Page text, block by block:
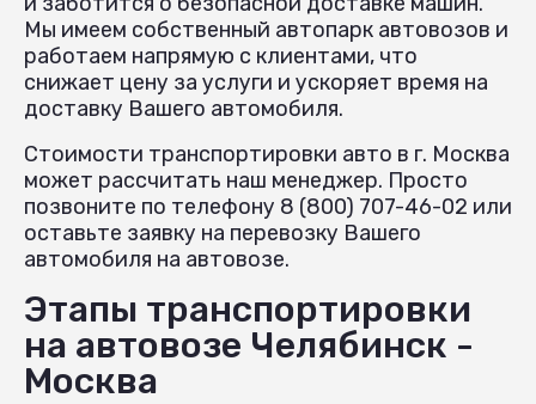
Мы имеем собственный автопарк автовозов и
работаем напрямую с клиентами, что
снижает цену за услуги и ускоряет время на
доставку Вашего автомобиля.
Стоимости транспортировки авто в г. Москва
может рассчитать наш менеджер. Просто
позвоните по телефону 8 (800) 707-46-02 или
оставьте заявку на перевозку Вашего
автомобиля на автовозе.
Этапы транспортировки
на автовозе Челябинск -
Москва